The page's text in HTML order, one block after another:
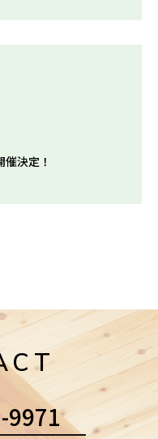
決定！
9971